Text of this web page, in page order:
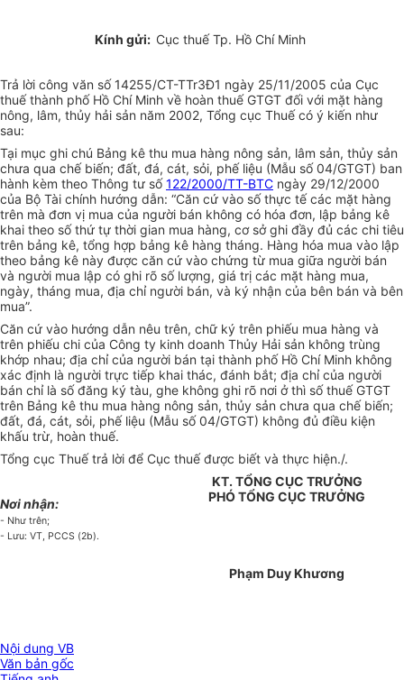
Kính gửi: Cục thuế Tp. Hồ Chí Minh
Trả lời công văn số 14255/CT-TTr3Đ1 ngày 25/11/2005 của Cục
thuế thành phố Hồ Chí Minh về hoàn thuế GTGT đối với mặt hàng
nông, lâm, thủy hải sản năm 2002, Tổng cục Thuế có ý kiến như
sau:
Tại mục ghi chú Bảng kê thu mua hàng nông sản, lâm sản, thủy sản
chưa qua chế biến; đất, đá, cát, sỏi, phế liệu (Mẫu số 04/GTGT) ban
hành kèm theo Thông tư số122/2000/TT-BTC ngày 29/12/2000
của Bộ Tài chính hướng dẫn: “Căn cứ vào số thực tế các mặt hàng
trên mà đơn vị mua của người bán không có hóa đơn, lập bảng kê
khai theo số thứ tự thời gian mua hàng, cơ sở ghi đầy đủ các chi tiêu
trên bảng kê, tổng hợp bảng kê hàng tháng. Hàng hóa mua vào lập
theo bảng kê này được căn cứ vào chứng từ mua giữa người bán
và người mua lập có ghi rõ số lượng, giá trị các mặt hàng mua,
ngày, tháng mua, địa chỉ người bán, và ký nhận của bên bán và bên
mua”.
Căn cứ vào hướng dẫn nêu trên, chữ ký trên phiếu mua hàng và
trên phiếu chi của Công ty kinh doanh Thủy Hải sản không trùng
khớp nhau; địa chỉ của người bán tại thành phố Hồ Chí Minh không
xác định là người trực tiếp khai thác, đánh bắt; địa chỉ của người
bán chỉ là số đăng ký tàu, ghe không ghi rõ nơi ở thì số thuế GTGT
trên Bảng kê thu mua hàng nông sản, thủy sản chưa qua chế biến;
đất, đá, cát, sỏi, phế liệu (Mẫu số 04/GTGT) không đủ điều kiện
khấu trừ, hoàn thuế.
Tổng cục Thuế trả lời để Cục thuế được biết và thực hiện./.
Nơi nhận:
- Như trên;
- Lưu: VT, PCCS (2b).
KT. TỔNG CỤC TRƯỞNG
PHÓ TỔNG CỤC TRƯỞNG
Phạm Duy Khương
Nội dung VB
Văn bản gốc